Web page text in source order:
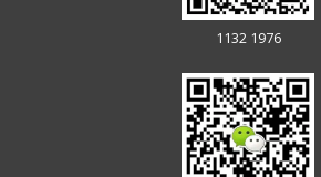
1132 1976